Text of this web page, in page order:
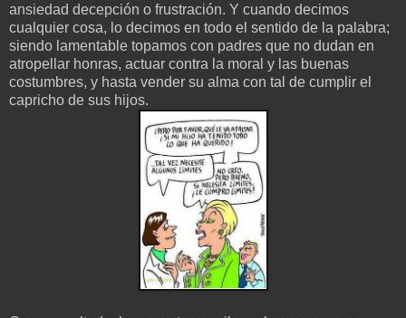
ansiedad decepción o frustración. Y cuando decimos
cualquier cosa, lo decimos en todo el sentido de la palabra;
siendo lamentable topamos con padres que no dudan en
atropellar honras, actuar contra la moral y las buenas
costumbres, y hasta vender su alma con tal de cumplir el
capricho de sus hijos.